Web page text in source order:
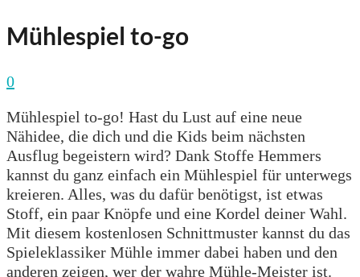
Mühlespiel to-go
0
Mühlespiel to-go! Hast du Lust auf eine neue
Nähidee, die dich und die Kids beim nächsten
Ausflug begeistern wird? Dank Stoffe Hemmers
kannst du ganz einfach ein Mühlespiel für unterwegs
kreieren. Alles, was du dafür benötigst, ist etwas
Stoff, ein paar Knöpfe und eine Kordel deiner Wahl.
Mit diesem kostenlosen Schnittmuster kannst du das
Spieleklassiker Mühle immer dabei haben und den
anderen zeigen, wer der wahre Mühle-Meister ist.